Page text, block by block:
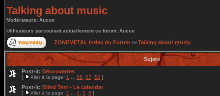
Talking about music
Modérateurs: Aucun
Utilisateurs parcourant actuellement ce forum: Aucun
ZONEMETAL Index du Forum -> Talking about music
Sujets
Post-it: Découvertes
[ Aller à la page: 1 56 57 58 ]
Post-it: Blind Test - Le calendar
[ Aller à la page: 1 4 5 6 ]